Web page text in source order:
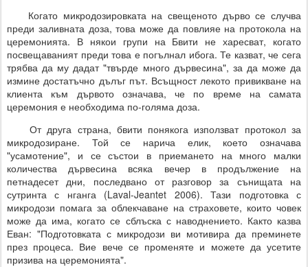
Когато микродозировката на свещеното дърво се случва
преди заливната доза, това може да повлияе на протокола на
церемонията. В някои групи на Бвити не харесват, когато
посвещаваният преди това е погълнал ибога. Те казват, че сега
трябва да му дадат "твърде много дървесина", за да може да
измине достатъчно дълъг път. Всъщност лекото привикване на
клиента към дървото означава, че по време на самата
церемония е необходима по-голяма доза.
От друга страна, бвити понякога използват протокол за
микродозиране. Той се нарича елик, което означава
"усамотение", и се състои в приемането на много малки
количества дървесина всяка вечер в продължение на
петнадесет дни, последвано от разговор за сънищата на
сутринта с нганга (Laval-Jeantet 2006). Тази подготовка с
микродози помага за облекчаване на страховете, които човек
може да има, когато се сблъска с наводнението. Както казва
Еван: "Подготовката с микродози ви мотивира да преминете
през процеса. Вие вече се променяте и можете да усетите
призива на церемонията".